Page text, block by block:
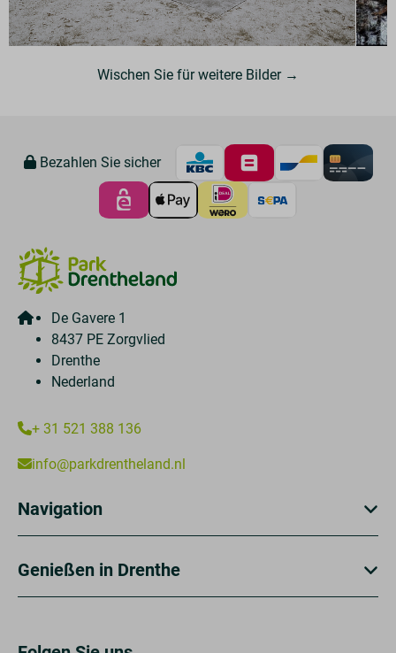
Wischen Sie für weitere Bilder →
Bezahlen Sie sicher
De Gavere 1
8437 PE Zorgvlied
Drenthe
Nederland
+ 31 521 388 136
info@parkdrentheland.nl
Navigation
Genießen in Drenthe